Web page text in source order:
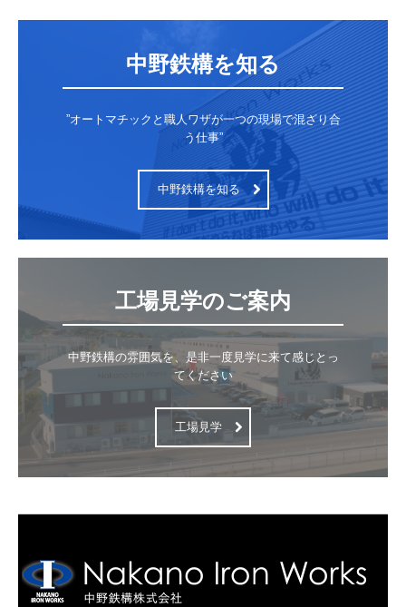
中野鉄構を知る
”オートマチックと職人ワザが一つの現場で混ざり合
う仕事”
中野鉄構を知る
中野鉄構の雰囲気を、是非一度見学に来て感じとっ
てください
工場見学